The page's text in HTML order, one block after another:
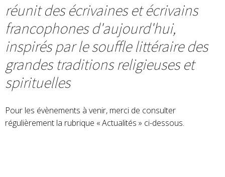
réunit des écrivaines et écrivains
francophones d'aujourd'hui,
inspirés par le souffle littéraire des
grandes traditions religieuses et
spirituelles
Pour les évènements à venir, merci de consulter
régulièrement la rubrique « Actualités » ci-dessous.